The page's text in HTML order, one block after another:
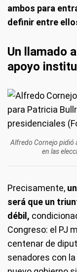
ambos para
definir entre
Un llamado
apoyo
Alfredo Cornejo pidió
en las
Precisamente,
será que un
débil,
Congreso: el PJ
centenar de
senadores con